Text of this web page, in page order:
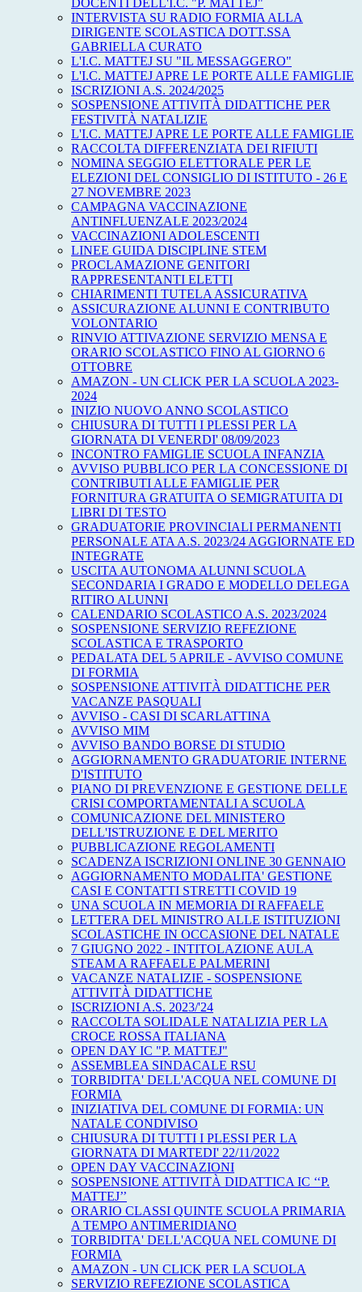
DOCENTI DELL'I.C. "P. MATTEJ"
INTERVISTA SU RADIO FORMIA ALLA
DIRIGENTE SCOLASTICA DOTT.SSA
GABRIELLA CURATO
L'I.C. MATTEJ SU "IL MESSAGGERO"
L'I.C. MATTEJ APRE LE PORTE ALLE FAMIGLIE
ISCRIZIONI A.S. 2024/2025
SOSPENSIONE ATTIVITÀ DIDATTICHE PER
FESTIVITÀ NATALIZIE
L'I.C. MATTEJ APRE LE PORTE ALLE FAMIGLIE
RACCOLTA DIFFERENZIATA DEI RIFIUTI
NOMINA SEGGIO ELETTORALE PER LE
ELEZIONI DEL CONSIGLIO DI ISTITUTO - 26 E
27 NOVEMBRE 2023
CAMPAGNA VACCINAZIONE
ANTINFLUENZALE 2023/2024
VACCINAZIONI ADOLESCENTI
LINEE GUIDA DISCIPLINE STEM
PROCLAMAZIONE GENITORI
RAPPRESENTANTI ELETTI
CHIARIMENTI TUTELA ASSICURATIVA
ASSICURAZIONE ALUNNI E CONTRIBUTO
VOLONTARIO
RINVIO ATTIVAZIONE SERVIZIO MENSA E
ORARIO SCOLASTICO FINO AL GIORNO 6
OTTOBRE
AMAZON - UN CLICK PER LA SCUOLA 2023-
2024
INIZIO NUOVO ANNO SCOLASTICO
CHIUSURA DI TUTTI I PLESSI PER LA
GIORNATA DI VENERDI' 08/09/2023
INCONTRO FAMIGLIE SCUOLA INFANZIA
AVVISO PUBBLICO PER LA CONCESSIONE DI
CONTRIBUTI ALLE FAMIGLIE PER
FORNITURA GRATUITA O SEMIGRATUITA DI
LIBRI DI TESTO
GRADUATORIE PROVINCIALI PERMANENTI
PERSONALE ATA A.S. 2023/24 AGGIORNATE ED
INTEGRATE
USCITA AUTONOMA ALUNNI SCUOLA
SECONDARIA I GRADO E MODELLO DELEGA
RITIRO ALUNNI
CALENDARIO SCOLASTICO A.S. 2023/2024
SOSPENSIONE SERVIZIO REFEZIONE
SCOLASTICA E TRASPORTO
PEDALATA DEL 5 APRILE - AVVISO COMUNE
DI FORMIA
SOSPENSIONE ATTIVITÀ DIDATTICHE PER
VACANZE PASQUALI
AVVISO - CASI DI SCARLATTINA
AVVISO MIM
AVVISO BANDO BORSE DI STUDIO
AGGIORNAMENTO GRADUATORIE INTERNE
D'ISTITUTO
PIANO DI PREVENZIONE E GESTIONE DELLE
CRISI COMPORTAMENTALI A SCUOLA
COMUNICAZIONE DEL MINISTERO
DELL'ISTRUZIONE E DEL MERITO
PUBBLICAZIONE REGOLAMENTI
SCADENZA ISCRIZIONI ONLINE 30 GENNAIO
AGGIORNAMENTO MODALITA' GESTIONE
CASI E CONTATTI STRETTI COVID 19
UNA SCUOLA IN MEMORIA DI RAFFAELE
LETTERA DEL MINISTRO ALLE ISTITUZIONI
SCOLASTICHE IN OCCASIONE DEL NATALE
7 GIUGNO 2022 - INTITOLAZIONE AULA
STEAM A RAFFAELE PALMERINI
VACANZE NATALIZIE - SOSPENSIONE
ATTIVITÀ DIDATTICHE
ISCRIZIONI A.S. 2023/'24
RACCOLTA SOLIDALE NATALIZIA PER LA
CROCE ROSSA ITALIANA
OPEN DAY IC "P. MATTEJ"
ASSEMBLEA SINDACALE RSU
TORBIDITA' DELL'ACQUA NEL COMUNE DI
FORMIA
INIZIATIVA DEL COMUNE DI FORMIA: UN
NATALE CONDIVISO
CHIUSURA DI TUTTI I PLESSI PER LA
GIORNATA DI MARTEDI' 22/11/2022
OPEN DAY VACCINAZIONI
SOSPENSIONE ATTIVITÀ DIDATTICA IC ‘‘P.
MATTEJ’’
ORARIO CLASSI QUINTE SCUOLA PRIMARIA
A TEMPO ANTIMERIDIANO
TORBIDITA' DELL'ACQUA NEL COMUNE DI
FORMIA
AMAZON - UN CLICK PER LA SCUOLA
SERVIZIO REFEZIONE SCOLASTICA